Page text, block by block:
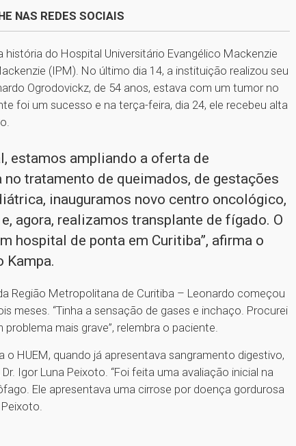
NAS REDES SOCIAIS
do Hospital Universitário Evangélico Mackenzie
(IPM). No último dia 14, a instituição realizou seu
Ogrodovickz, de 54 anos, estava com um tumor no
foi um sucesso e na terça-feira, dia 24, ele recebeu alta
estamos ampliando a oferta de
tratamento de queimados, de gestações
inauguramos novo centro oncológico,
agora, realizamos transplante de fígado. O
hospital de ponta em Curitiba”, afirma o
Kampa.
Região Metropolitana de Curitiba – Leonardo começou
meses. “Tinha a sensação de gases e inchaço. Procurei
mais grave”, relembra o paciente.
HUEM, quando já apresentava sangramento digestivo,
Igor Luna Peixoto. “Foi feita uma avaliação inicial na
Ele apresentava uma cirrose por doença gordurosa